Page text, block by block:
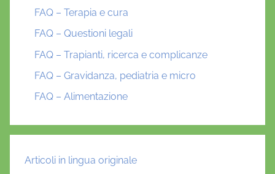
FAQ – Terapia e cura
FAQ – Questioni legali
FAQ – Trapianti, ricerca e complicanze
FAQ – Gravidanza, pediatria e micro
FAQ – Alimentazione
Articoli in lingua originale